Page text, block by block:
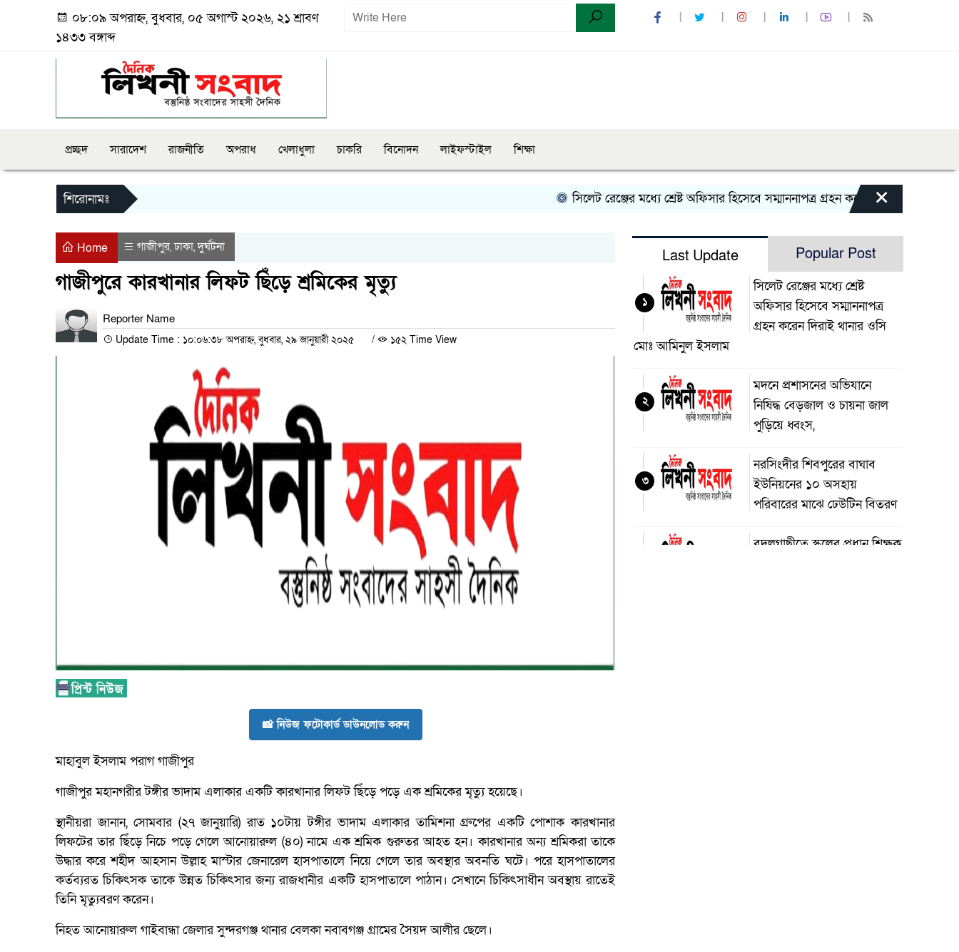
০৮:০৯ অপরাহ্ন, বুধবার, ০৫ অগাস্ট ২০২৬, ২১ শ্রাবণ
১৪৩৩ বঙ্গাব্দ
প্রচ্ছদ সারাদেশ রাজনীতি অপরাধ খেলাধুলা চাকরি বিনোদন লাইফস্টাইল শিক্ষা
শিরোনামঃ সিলেট রেঞ্জের মধ্যে শ্রেষ্ট অফিসার হিসেবে সম্মাননাপত্র গ্রহন করেন দিরাই থানার ওসি
×
Home গাজীপুর,ঢাকা,দুর্ঘটনা
গাজীপুরে কারখানার লিফট ছিঁড়ে শ্রমিকের মৃত্যু
Reporter Name
Update Time : ১০:০৬:৩৮ অপরাহ্ন, বুধবার, ২৯ জানুয়ারী ২০২৫ / ১৫২ Time View
📸 নিউজ ফটোকার্ড ডাউনলোড করুন
মাহাবুল ইসলাম পরাগ গাজীপুর
গাজীপুর মহানগরীর টঙ্গীর ভাদাম এলাকার একটি কারখানার লিফট ছিঁড়ে পড়ে এক শ্রমিকের মৃত্যু হয়েছে।
স্থানীয়রা জানান, সোমবার (২৭ জানুয়ারি) রাত ১০টায় টঙ্গীর ভাদাম এলাকার তামিশনা গ্রুপের একটি পোশাক কারখানার
লিফটের তার ছিঁড়ে নিচে পড়ে গেলে আনোয়ারুল (৪০) নামে এক শ্রমিক গুরুতর আহত হন। কারখানার অন্য শ্রমিকরা তাকে
উদ্ধার করে শহীদ আহসান উল্লাহ মাস্টার জেনারেল হাসপাতালে নিয়ে গেলে তার অবস্থার অবনতি ঘটে। পরে হাসপাতালের
কর্তব্যরত চিকিৎসক তাকে উন্নত চিকিৎসার জন্য রাজধানীর একটি হাসপাতালে পাঠান। সেখানে চিকিৎসাধীন অবস্থায় রাতেই
তিনি মৃত্যুবরণ করেন।
নিহত আনোয়ারুল গাইবান্ধা জেলার সুন্দরগঞ্জ থানার বেলকা নবাবগঞ্জ গ্রামের সৈয়দ আলীর ছেলে।
Last Update Popular Post
সিলেট রেঞ্জের মধ্যে শ্রেষ্ট
অফিসার হিসেবে সম্মাননাপত্র
গ্রহন করেন দিরাই থানার ওসি
মোঃ আমিনুল ইসলাম
১
মদনে প্রশাসনের অভিযানে
নিষিদ্ধ বেড়জাল ও চায়না জাল
পুড়িয়ে ধ্বংস,
২
নরসিংদীর শিবপুরের বাঘাব
ইউনিয়নের ১০ অসহায়
পরিবারের মাঝে ঢেউটিন বিতরণ
৩
বদলগাছীতে স্কুলের প্রধান শিক্ষক